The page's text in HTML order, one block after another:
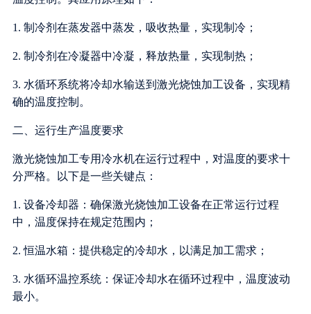
1. 制冷剂在蒸发器中蒸发，吸收热量，实现制冷；
2. 制冷剂在冷凝器中冷凝，释放热量，实现制热；
3. 水循环系统将冷却水输送到激光烧蚀加工设备，实现精
确的温度控制。
二、运行生产温度要求
激光烧蚀加工专用冷水机在运行过程中，对温度的要求十
分严格。以下是一些关键点：
1. 设备冷却器：确保激光烧蚀加工设备在正常运行过程
中，温度保持在规定范围内；
2. 恒温水箱：提供稳定的冷却水，以满足加工需求；
3. 水循环温控系统：保证冷却水在循环过程中，温度波动
最小。